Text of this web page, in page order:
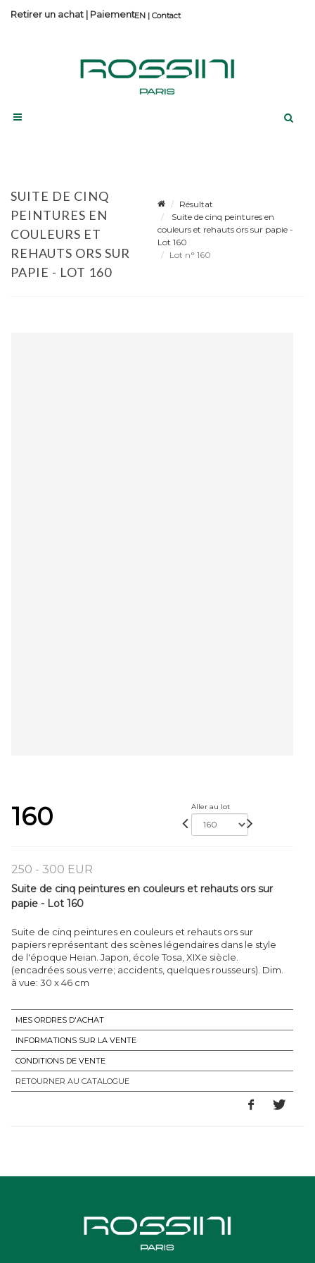
Contact
Retirer un achat | Paiement
SUITE DE CINQ
PEINTURES EN
COULEURS ET
REHAUTS ORS SUR
PAPIE - LOT 160
Résultat
Suite de cinq peintures en
couleurs et rehauts ors sur papie -
Lot 160
Lot n° 160
160 Aller au lot
250 - 300 EUR
Suite de cinq peintures en couleurs et rehauts ors sur
papie - Lot 160
Suite de cinq peintures en couleurs et rehauts ors sur
papiers représentant des scènes légendaires dans le style
de l'époque Heian. Japon, école Tosa, XIXe siècle.
(encadrées sous verre; accidents, quelques rousseurs). Dim.
à vue: 30 x 46 cm
MES ORDRES D'ACHAT
INFORMATIONS SUR LA VENTE
CONDITIONS DE VENTE
RETOURNER AU CATALOGUE